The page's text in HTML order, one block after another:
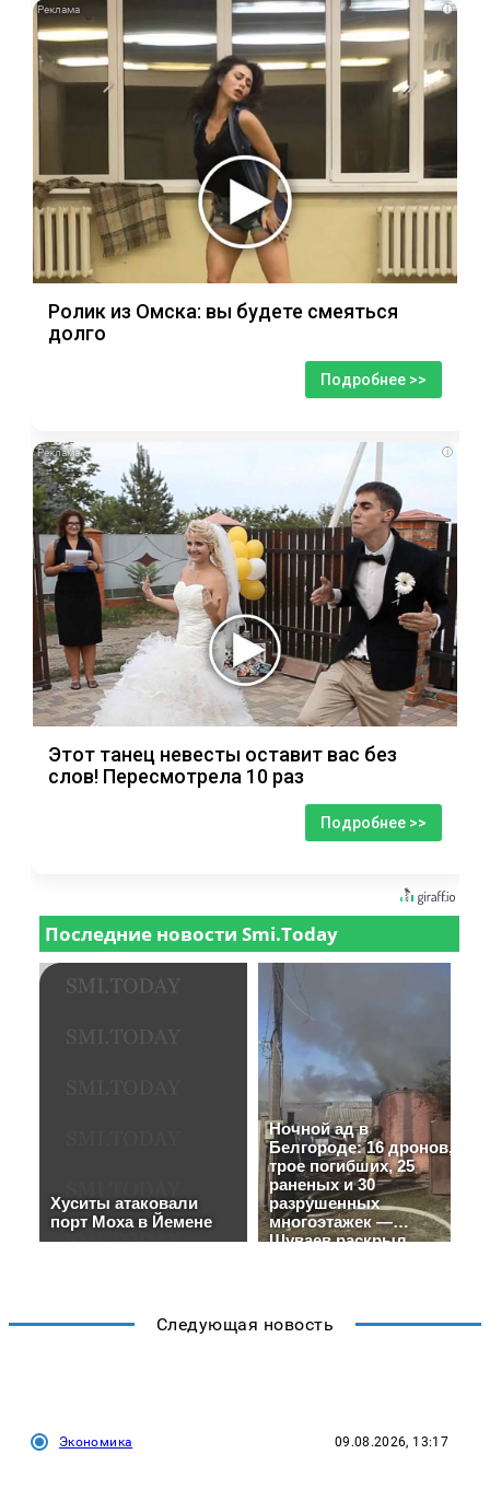
i
Ролик из Омска: вы будете смеяться
долго
Подробнее >>
i
Этот танец невесты оставит вас без
слов! Пересмотрела 10 раз
Подробнее >>
Следующая новость
Экономика 09.08.2026, 13:17